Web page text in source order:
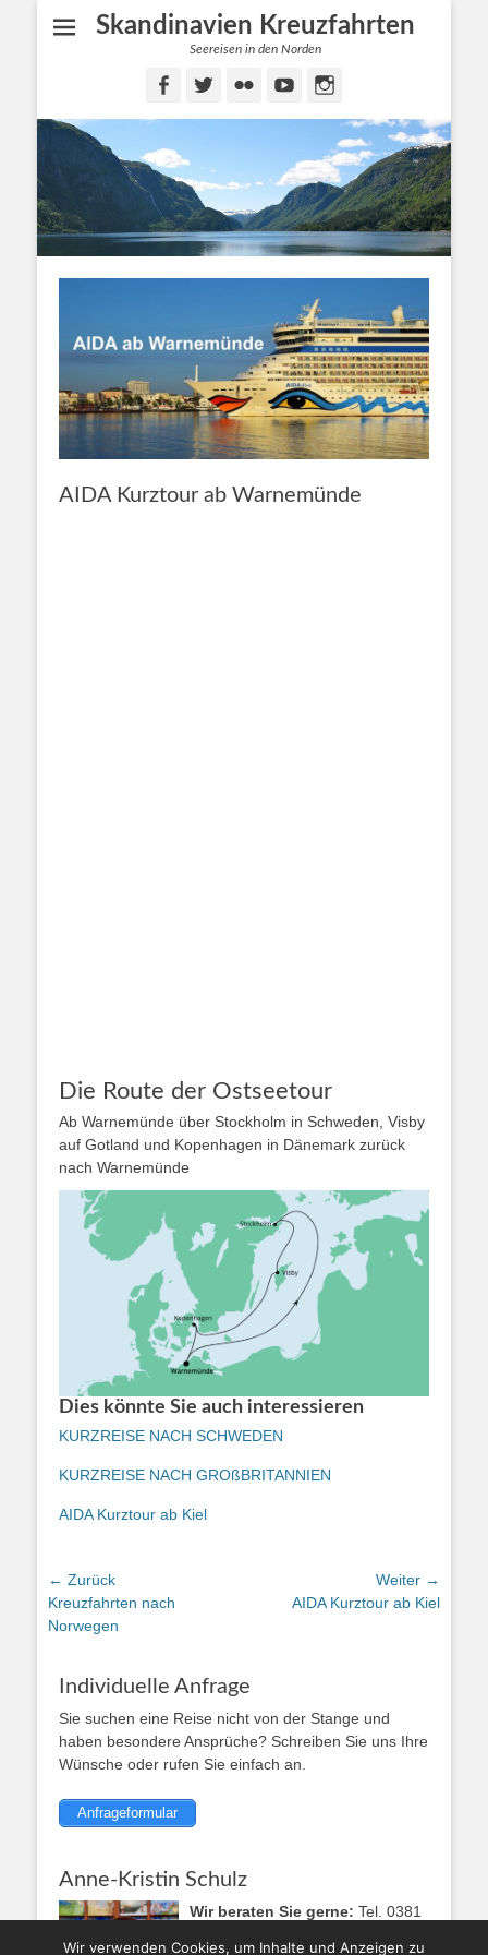
Skandinavien Kreuzfahrten
Seereisen in den Norden
FacebookTwitterFlickr YouTube
AIDA Kurztour ab Warnemünde
Die Route der Ostseetour
Ab Warnemünde über Stockholm in Schweden, Visby
auf Gotland und Kopenhagen in Dänemark zurück
nach Warnemünde
Dies könnte Sie auch interessieren
KURZREISE NACH SCHWEDEN
KURZREISE NACH GROßBRITANNIEN
AIDA Kurztour ab Kiel
Beitragsnavigation
← Zurück
Vorhergehender
Beitrag:
Kreuzfahrten nach
Norwegen
Weiter →
NächsterAIDA Kurztour ab Kiel
Individuelle Anfrage
Sie suchen eine Reise nicht von der Stange und
haben besondere Ansprüche? Schreiben Sie uns Ihre
Wünsche oder rufen Sie einfach an.
Anfrageformular
Anne-Kristin Schulz
Wir beraten Sie gerne: Tel. 0381
Wir verwenden Cookies, um Inhalte und Anzeigen zu